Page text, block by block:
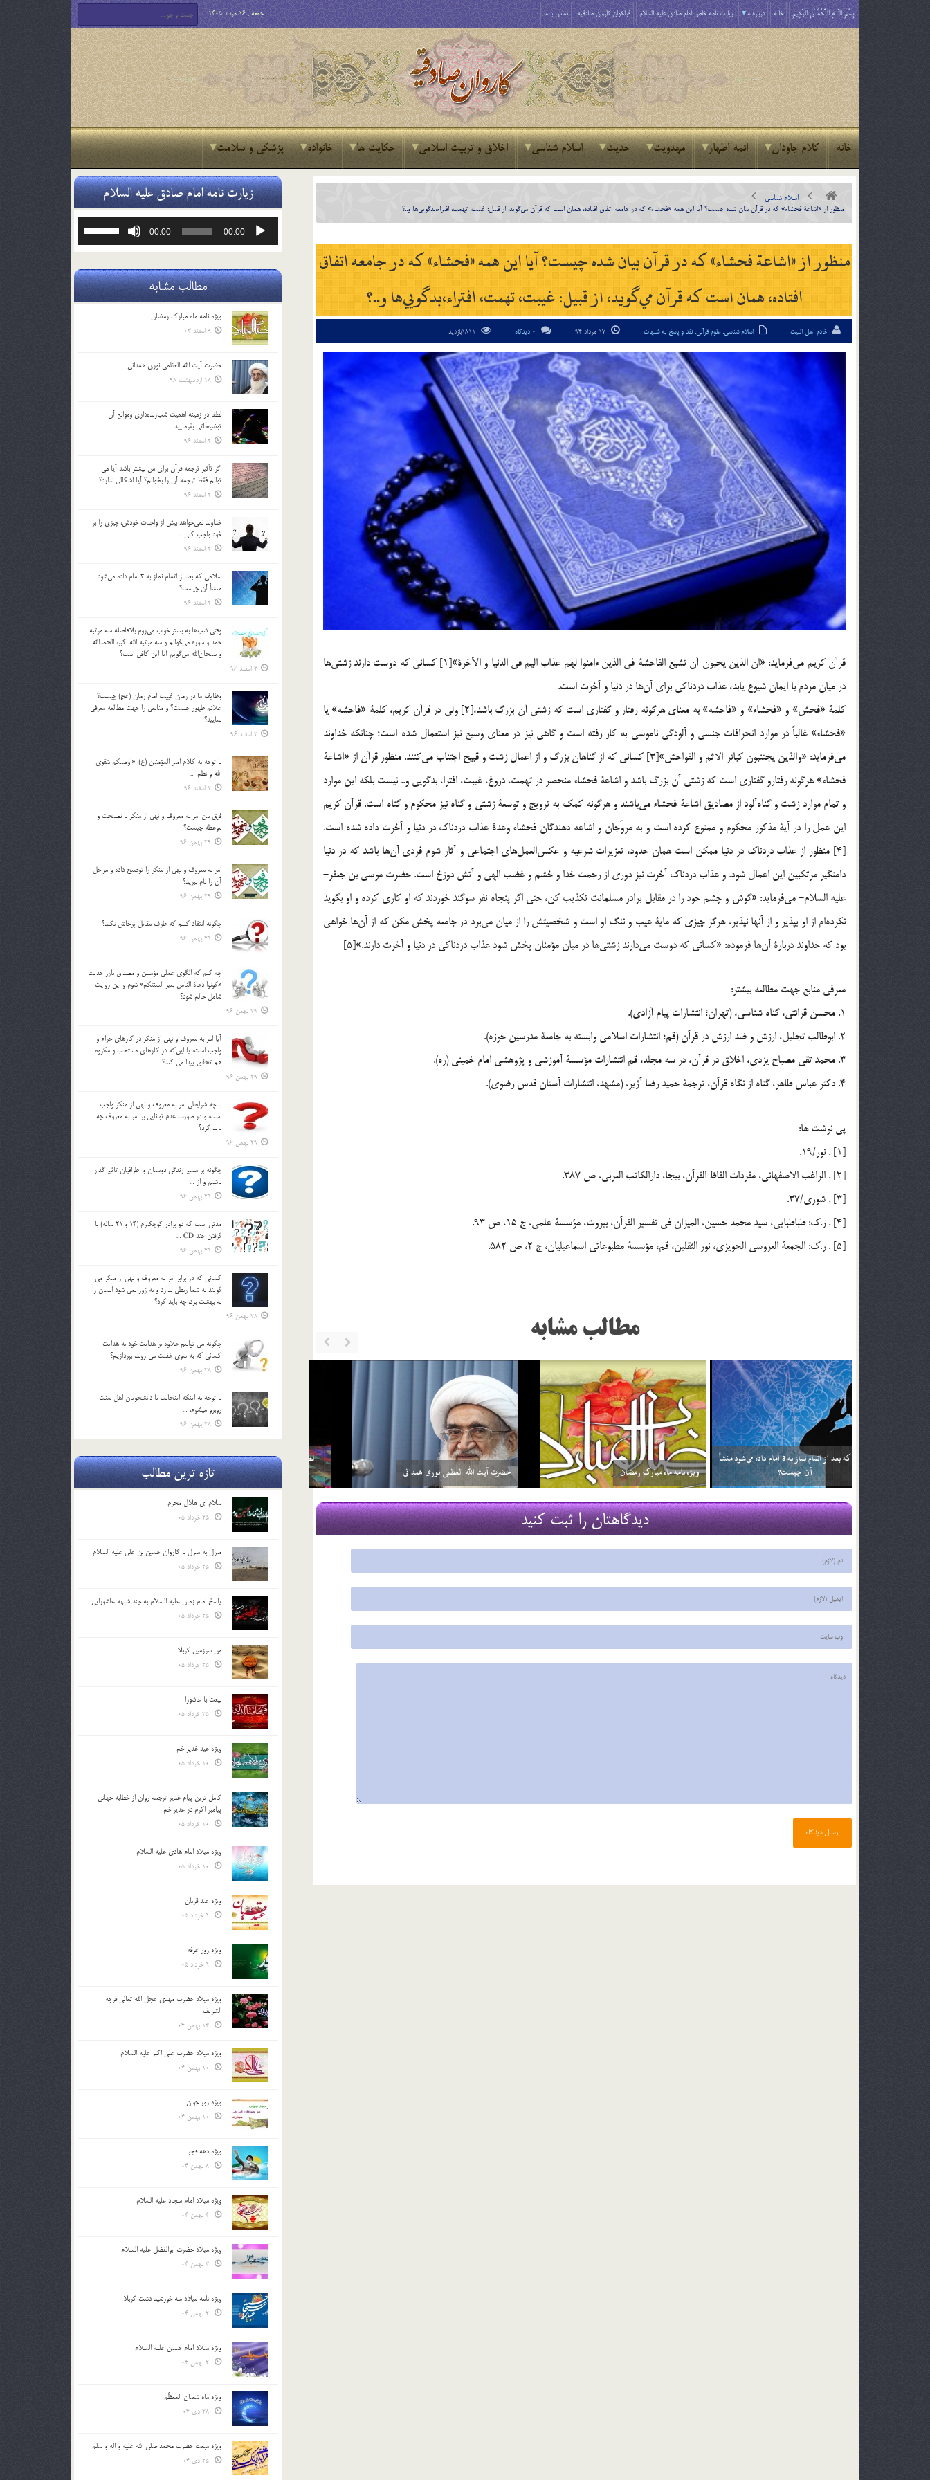
بِسْمِ اللَّـهِ الرَّحْمَـٰنِ الرَّحِيمِ خانه درباره ما زیارت نامه خاص امام صادق علیه السلام فراخوان کاروان صادقیه تماس با ما جمعه , 16 مرداد 1405
خانه کلام جاودان ائمه اطهار مهدویت حدیث اسلام شناسی اخلاق و تربیت اسلامی حکایت ها خانواده پزشکی و سلامت
اسلام شناسی
منظور از «اشاعة فحشاء» كه در قرآن بيان شده چيست؟ آيا اين همه «فحشاء» كه در جامعه اتفاق افتاده، همان است كه قرآن مي‌گويد، از قبيل: غيبت، تهمت، افتراء،بدگويي‌ها و..؟
منظور از «اشاعة فحشاء» كه در قرآن بيان شده چيست؟ آيا اين همه «فحشاء» كه در جامعه اتفاق
افتاده، همان است كه قرآن مي‌گويد، از قبيل: غيبت، تهمت، افتراء،بدگويي‌ها و..؟
خادم اهل البیت اسلام شناسی,علوم قرآنی, نقد و پاسخ به شبهات 0 دیدگاه
قرآن كريم مي‌فرمايد: «ان الذين يحبون آن تشيع الفاحشة في الذين ءامنوا لهم عذاب اليم في الدنيا و الآخرة»[1] كساني كه دوست دارند زشتي‌ها
در ميان مردم با ايمان شيوع يابد، عذاب دردناكي براي آن‌ها در دنيا و آخرت است.
كلمة «فحش» و «فحشاء» و «فاحشه» به معناي هرگونه رفتار و گفتاري است كه زشتي آن بزرگ باشد،[2] ولي در قرآن كريم، كلمة «فاحشه» يا
«فحشاء» غالباً در موارد انحرافات جنسي و آلودگي ناموسي به كار رفته است و گاهي نيز در معناي وسيع نيز استعمال شده است؛ چنانكه خداوند
مي‌فرمايد: «والذين يجتنبون كبائر الاثم و الفواحش»[3] كساني كه از گناهان بزرگ و از اعمال زشت و قبيح اجتناب مي‌كنند. منظور قرآن از «اشاعة
فحشاء» هرگونه رفتارو گفتاري است كه زشتي آن بزرگ باشد و اشاعة فحشاء منحصر در تهمت، دروغ، غيبت، افترا، بدگويي و.. نيست بلكه اين موارد
و تمام موارد زشت و گناه‌آلود از مصاديق اشاعة فحشاء مي‌باشند و هرگونه كمك به ترويج و توسعة زشتي و گناه نيز محكوم و گناه است. قرآن كريم
اين عمل را در آية مذكور محكوم و ممنوع كرده است و به مروّجان و اشاعه دهندگان فحشاء وعدة عذاب دردناك در دنيا و آخرت داده شده است.
[4] منظور از عذاب دردناك در دنيا ممكن است همان حدود، تعزيرات شرعيه و عكس‌العمل‌هاي اجتماعي و آثار شوم فردي آن‌ها باشد كه در دنيا
دامنگير مرتكبين اين اعمال شود. و عذاب دردناك آخرت نيز دوري از رحمت خدا و خشم و غضب الهي و آتش دوزخ است. حضرت موسي بن جعفر-
عليه السلام- مي‌فرمايد: «گوش و چشم خود را در مقابل برادر مسلمانت تكذيب كن، حتي اگر پنجاه نفر سوگند خوردند كه او كاري كرده و او بگويد
نكرده‌ام از او بپذير و از آنها نپذير، هرگز چيزي كه ماية عيب و ننگ او است و شخصيتش را از ميان مي‌برد در جامعه پخش مكن كه از آن‌ها خواهي
بود كه خداوند دربارة آن‌ها فرموده: «كساني كه دوست مي‌دارند زشتي‌ها در ميان مؤمنان پخش شود عذاب دردناكي در دنيا و آخرت دارند.»[5]
معرفي منابع جهت مطالعه بيشتر:
1. محسن قرائتي، گناه شناسي، (تهران؛ انتشارات پيام آزادي).
2. ابوطالب تجليل، ارزش و ضد ارزش در قرآن (قم؛ انتشارات اسلامي وابسته به جامعة مدرسين حوزه).
3. محمد تقي مصباح يزدي، اخلاق در قرآن، در سه مجلد، قم انتشارات مؤسسة آموزشي و پژوهشي امام خميني (ره).
4. دكتر عباس طاهر، گناه از نگاه قرآن، ترجمة حميد رضا آژير، (مشهد، انتشارات آستان قدس رضوي).
پي نوشت ها:
[1] . نور/19.
[2] . الراغب الاصفهاني، مفردات الفاظ القرآن، بيجا، دارالكاتب العربي، ص 387.
[3] . شوري/37.
[4] . ر.ك: طباطبايي، سيد محمد حسين، الميزان في تفسير القرآن، بيروت، مؤسسة علمي، ج 15، ص 93.
[5] . ر.ك: الجمعة العروسي الحويزي، نور الثقلين، قم، مؤسسة مطبوعاتي اسماعيليان، ج 2، ص 582.
مطالب مشابه
اگر تأثير ترجمه قرآن براي من بيشتر باشد آيا مي توانم
فقط ترجمه آن را بخوانم؟ آيا اشكالي ندارد؟
2 اسفند 96
خداوند نمي‌خواهد بيش از واجبات خودش، چيزي را
بر خود واجب كني…
2 اسفند 96
سلامي كه بعد از اتمام نماز به 3 امام داده مي‌شود منشأ
آن چيست؟
2 اسفند 96
دیدگاهتان را ثبت کنید
زیارت نامه امام صادق علیه السلام
پخش‌کننده
00:00
00:00
یا
صدا
کلیدهای
مطالب مشابه
ویژه نامه ماه مبارک رمضان
9 اسفند 03
حضرت آیت الله العظمی نوری همدانی
18 اردیبهشت 98
لطفا در زمينه اهميت شب‌زنده‌داري وموانع آن
توضيحاتي بفرماييد.
2 اسفند 96
اگر تأثير ترجمه قرآن براي من بيشتر باشد آيا مي
توانم فقط ترجمه آن را بخوانم؟ آيا اشكالي ندارد؟
2 اسفند 96
خداوند نمي‌خواهد بيش از واجبات خودش، چيزي را بر
خود واجب كني…
2 اسفند 96
سلامي كه بعد از اتمام نماز به 3 امام داده مي‌شود
منشأ آن چيست؟
2 اسفند 96
وقتي شب‌ها به بستر خواب مي‌روم بلافاصله سه مرتبه
حمد و سوره مي‌خوانم و سه مرتبه الله اكبر، الحمدالله
و سبحان‌الله مي‌گويم آيا اين كافي است؟
2 اسفند 96
وظايف ما در زمان غيبت امام زمان (عج) چيست؟
علائم ظهور چيست؟ و منابعي را جهت مطالعه معرفي
نماييد؟
2 اسفند 96
با توجه به كلام امير المؤمنين (ع): «اوصيكم بتقوي
الله و نظم …
2 اسفند 96
فرق بين امر به معروف و نهي از منكر با نصيحت و
موعظه چيست؟
29 بهمن 96
امر به معروف و نهي از منكر را توضيح داده و مراحل
آن را نام ببريد؟
29 بهمن 96
چگونه انتقاد كنيم كه طرف مقابل پرخاش نكند؟
29 بهمن 96
چه كنم كه الگوي عملي مؤمنين و مصداق بارز حديث
«كونوا دعاة الناس بغير السنتكم» شوم و اين روايت
شامل حالم شود؟
29 بهمن 96
آيا امر به معروف و نهي از منكر در كارهاي حرام و
واجب است، يا اين‌كه در كارهاي مستحب و مكروه
هم تحقق پيدا مي كند؟
29 بهمن 96
با چه شرايطي امر به معروف و نهي از منکر واجب
است، و در صورت عدم توانايي بر امر به معروف چه
بايد کرد؟
29 بهمن 96
چگونه بر مسير زندگي دوستان و اطرافيان تاثير گذار
باشيم و از …
29 بهمن 96
مدتي است كه دو برادر كوچكترم (14 و 21 ساله) با
گرفتن چند CD …
29 بهمن 96
كساني كه در برابر امر به معروف و نهي از منكر مي
گويند به شما ربطي ندارد و به زور نمي شود انسان را
به بهشت برد، چه بايد كرد؟
28 بهمن 96
چگونه مي توانيم علاوه بر هدايت خود به هدايت
كساني كه به سوي غفلت مي روند، بپردازيم؟
28 بهمن 96
با توجه به اينكه اينجانب با دانشجويان اهل سنت
روبرو مي‎شوم، …
28 بهمن 96
تازه ترین مطالب
سلام ای هلال محرم
منزل به منزل با کاروان حسین بن علی علیه السلام
پاسخ امام زمان علیه السلام به چند شبهه عاشورایی
من سرزمین کربلا
بیعت با عاشورا
ویژه عید غدیر خم
کامل ترین پیام غدیر ترجمه روان از خطابه جهانی
پیامبر اکرم در غدیر خم
ویژه میلاد امام هادی علیه السلام
ویژه عید قربان
ویژه روز عرفه
ویژه میلاد حضرت مهدی عجل الله تعالی فرجه
الشريف
ویژه میلاد حضرت علی اکبر علیه السلام
ویژه روز جوان
ویژه دهه فجر
ویژه میلاد امام سجاد علیه السلام
ویژه میلاد حضرت ابوالفضل علیه السلام
ویژه نامه میلاد سه خورشید دشت کربلا
ویژه میلاد امام حسین علیه السلام
ویژه ماه شعبان المعظّم
ویژه مبعث حضرت محمد صلی الله علیه و اله و سلم